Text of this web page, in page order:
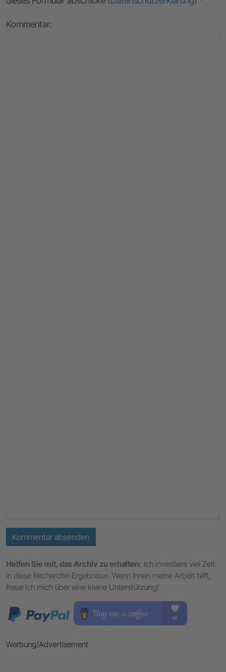
Kommentar:
Kommentar absenden
Helfen Sie mit, das Archiv zu erhalten: Ich investiere viel Zeit
in diese Recherche-Ergebnisse. Wenn Ihnen meine Arbeit hilft,
freue ich mich über eine kleine Unterstützung!
Werbung/Advertisement